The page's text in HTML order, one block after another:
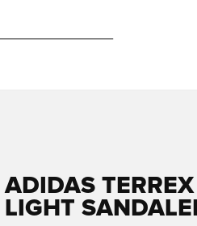
ADIDAS
LIGHT